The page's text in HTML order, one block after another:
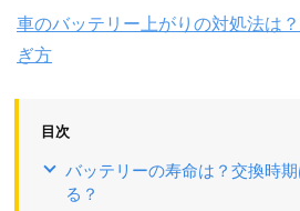
車のバッテリー上がりの対処法は
ぎ方
目次
バッテリーの寿命は？交換時
る？